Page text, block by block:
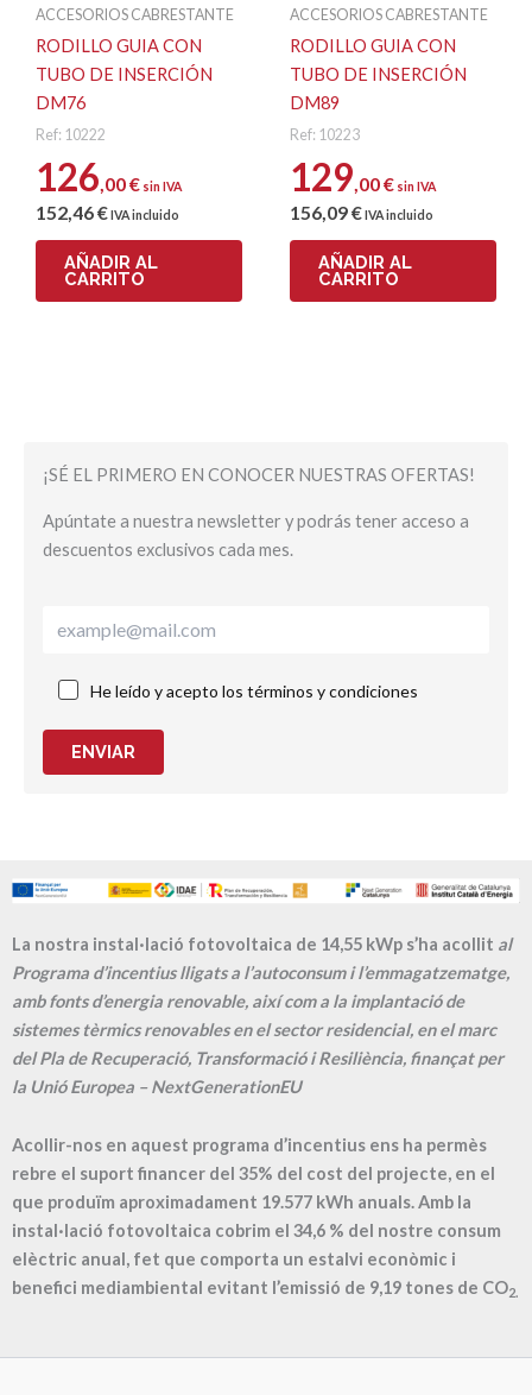
ACCESORIOS CABRESTANTE
RODILLO GUIA CON
TUBO DE INSERCIÓN
DM76
Ref: 10222
126 ,00€ sin IVA
152 ,46€IVA incluido
AÑADIR AL
CARRITO
ACCESORIOS CABRESTANTE
RODILLO GUIA CON
TUBO DE INSERCIÓN
DM89
Ref: 10223
129 ,00€ sin IVA
156 ,09€IVA incluido
AÑADIR AL
CARRITO
¡SÉ EL PRIMERO EN CONOCER NUESTRAS OFERTAS!
Apúntate a nuestra newsletter y podrás tener acceso a
descuentos exclusivos cada mes.
He leído y acepto los términos y condiciones
ENVIAR
La nostra instal·lació fotovoltaica de 14,55 kWp s’ha acollit al
Programa d’incentius lligats a l’autoconsum i l’emmagatzematge,
amb fonts d’energia renovable, així com a la implantació de
sistemes tèrmics renovables en el sector residencial, en el marc
del Pla de Recuperació, Transformació i Resiliència, finançat per
la Unió Europea – NextGenerationEU
Acollir-nos en aquest programa d’incentius ens ha permès
rebre el suport financer del 35% del cost del projecte, en el
que produïm aproximadament 19.577 kWh anuals. Amb la
instal·lació fotovoltaica cobrim el 34,6 % del nostre consum
elèctric anual, fet que comporta un estalvi econòmic i
benefici mediambiental evitant l’emissió de 9,19 tones de CO2.